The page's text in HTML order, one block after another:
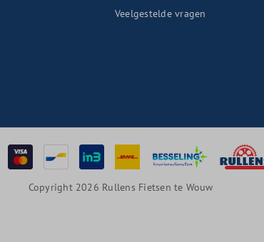
Veelgestelde vragen
Copyright 2026 Rullens Fietsen te Wouw